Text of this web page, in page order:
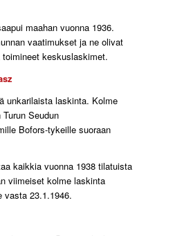
maahan vuonna 1936.
vaatimukset ja ne olivat
keskuslaskimet.
unkarilaista laskinta. Kolme
Seudun
Bofors-tykeille suoraan
kaikkia vuonna 1938 tilatuista
viimeiset kolme laskinta
vasta 23.1.1946.